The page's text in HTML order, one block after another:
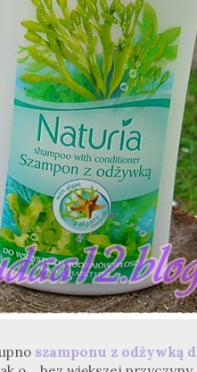
szamponu z odżywką